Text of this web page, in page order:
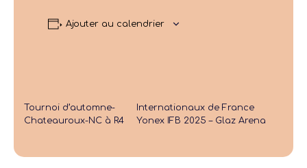
Ajouter au calendrier
Tournoi d’automne-
Chateauroux-NC à R4
Internationaux de France
Yonex IFB 2025 – Glaz Arena